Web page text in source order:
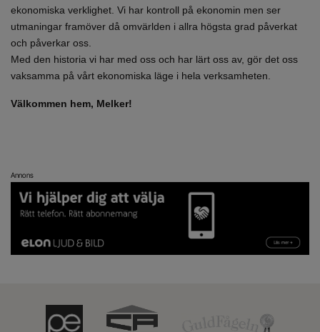
ekonomiska verklighet. Vi har kontroll på ekonomin men ser
utmaningar framöver då omvärlden i allra högsta grad påverkat
och påverkar oss.
Med den historia vi har med oss och har lärt oss av, gör det oss
vaksamma på vårt ekonomiska läge i hela verksamheten.
Välkommen hem, Melker!
Annons